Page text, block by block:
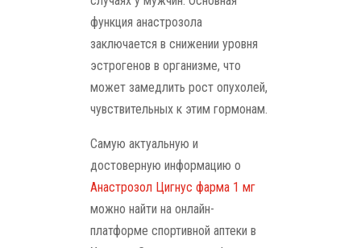
функция анастрозола
заключается в снижении уровня
эстрогенов в организме, что
может замедлить рост опухолей,
чувствительных к этим гормонам.
Самую актуальную и
достоверную информацию о
Анастрозол Цигнус фарма 1 мг
можно найти на онлайн-
платформе спортивной аптеки в